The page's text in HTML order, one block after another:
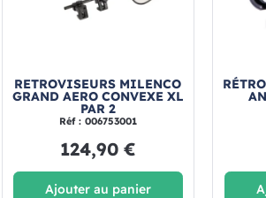
RETROVISEURS MILENCO
GRAND AERO CONVEXE XL
PAR 2
Réf : 006753001
124,90 €
Ajouter au panier